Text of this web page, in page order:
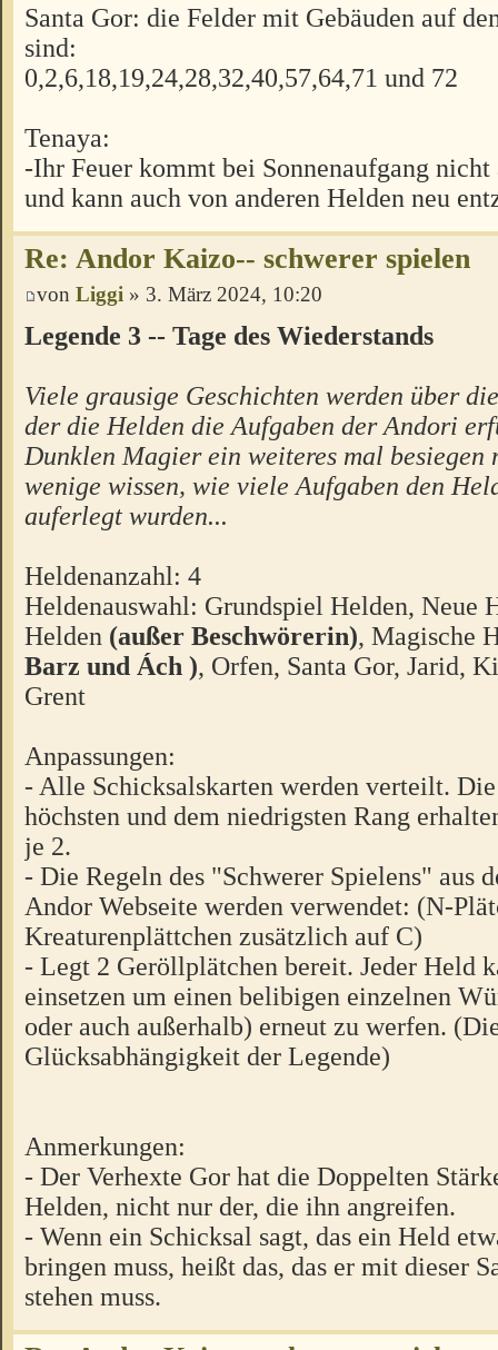
Santa Gor: die Felder mit Gebäuden auf
sind:
0,2,6,18,19,24,28,32,40,57,64,71 und 72
Tenaya:
-Ihr Feuer kommt bei Sonnenaufgang nicht
und kann auch von anderen Helden neu
Re: Andor Kaizo-- schwerer spielen
von Liggi » 3. März 2024, 10:20
Legende 3 -- Tage des Wiederstands
Viele grausige Geschichten werden über
der die Helden die Aufgaben der Andori
Dunklen Magier ein weiteres mal besiegen
wenige wissen, wie viele Aufgaben den
auferlegt wurden...
Heldenanzahl: 4
Heldenauswahl: Grundspiel Helden, Neue
Helden (außer Beschwörerin), Magische
Barz und Ách ), Orfen, Santa Gor, Jarid,
Grent
Anpassungen:
- Alle Schicksalskarten werden verteilt.
höchsten und dem niedrigsten Rang
je 2.
- Die Regeln des "Schwerer Spielens" aus
Andor Webseite werden verwendet: (N-
Kreaturenplättchen zusätzlich auf C)
- Legt 2 Geröllplätchen bereit. Jeder Held
einsetzen um einen belibigen einzelnen
oder auch außerhalb) erneut zu werfen.
Glücksabhängigkeit der Legende)
Anmerkungen:
- Der Verhexte Gor hat die Doppelten
Helden, nicht nur der, die ihn angreifen.
- Wenn ein Schicksal sagt, das ein Held
bringen muss, heißt das, das er mit dieser
stehen muss.